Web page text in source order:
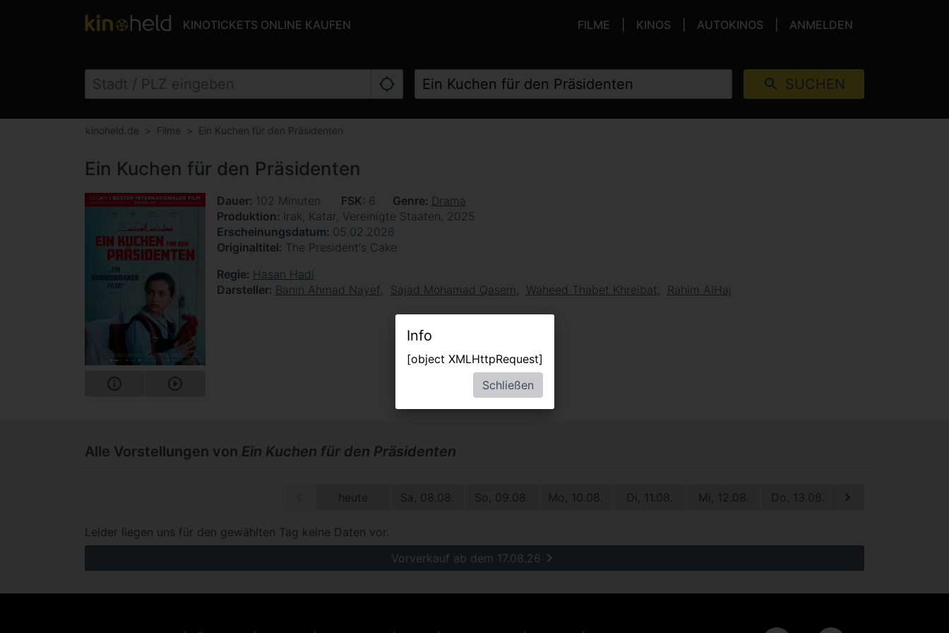
KINOTICKETS ONLINE KAUFEN FILME KINOS AUTOKINOS ANMELDEN
SUCHEN
kinoheld.de Filme Ein Kuchen für den Präsidenten
Ein Kuchen für den Präsidenten
Dauer 102 Minuten FSK 6 Genre Drama
Produktion Irak, Katar, Vereinigte Staaten, 2025
Erscheinungsdatum 05.02.2026
Originaltitel The President's Cake
Regie Hasan Hadi
Darsteller Banin Ahmad Nayef Sajad Mohamad Qasem Waheed Thabet Khreibat Rahim AlHaj
Alle Vorstellungen von Ein Kuchen für den Präsidenten
heute Sa, 08.08. So, 09.08. Mo, 10.08. Di, 11.08. Mi, 12.08. Do, 13.08. Fr, 14.08.
Leider liegen uns für den gewählten Tag keine Daten vor.
Vorverkauf ab dem 17.08.26
Info
[object XMLHttpRequest]
Schließen